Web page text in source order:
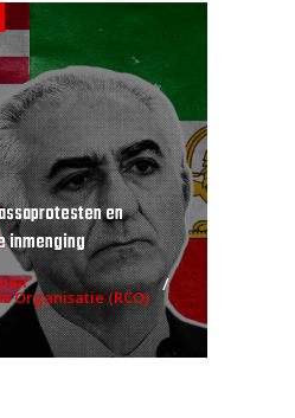
en
inmenging
Organisatie (RCO)